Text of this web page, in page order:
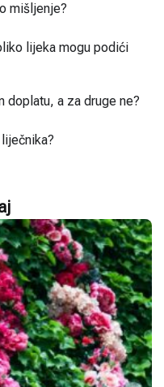
mišljenje?
lijeka mogu podići
doplatu, a za druge ne?